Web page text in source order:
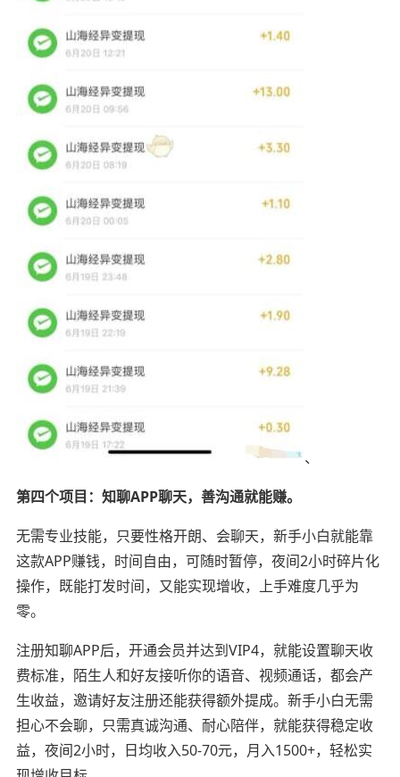
、
第四个项目：知聊APP聊天，善沟通就能赚。
无需专业技能，只要性格开朗、会聊天，新手小白就能靠
这款APP赚钱，时间自由，可随时暂停，夜间2小时碎片化
操作，既能打发时间，又能实现增收，上手难度几乎为
零。
注册知聊APP后，开通会员并达到VIP4，就能设置聊天收
费标准，陌生人和好友接听你的语音、视频通话，都会产
生收益，邀请好友注册还能获得额外提成。新手小白无需
担心不会聊，只需真诚沟通、耐心陪伴，就能获得稳定收
益，夜间2小时，日均收入50-70元，月入1500+，轻松实